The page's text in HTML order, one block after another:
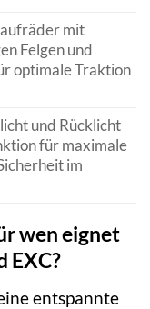
mit
Felgen und
optimale Traktion
und Rücklicht
für maximale
im
wen eignet
EXC?
entspannte